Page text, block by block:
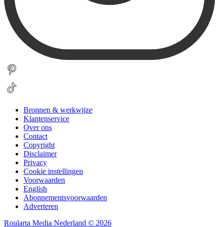
Bronnen & werkwijze
Klantenservice
Over ons
Contact
Copyright
Disclaimer
Privacy
Cookie instellingen
Voorwaarden
English
Abonnementsvoorwaarden
Adverteren
Roularta Media Nederland © 2026